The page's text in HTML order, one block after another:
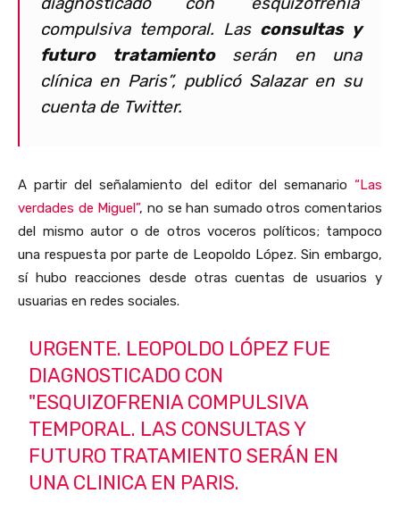
compulsiva temporal. Las consultas y
futuro tratamientoserán en una
clínica en Paris”, publicó Salazar en su
cuenta de Twitter.
A partir del señalamiento del editor del semanario “Las
verdades de Miguel”, no se han sumado otros comentarios
del mismo autor o de otros voceros políticos; tampoco
una respuesta por parte de Leopoldo López. Sin embargo,
sí hubo reacciones desde otras cuentas de usuarios y
usuarias en redes sociales.
URGENTE. LEOPOLDO LÓPEZ FUE
DIAGNOSTICADO CON
"ESQUIZOFRENIA COMPULSIVA
TEMPORAL. LAS CONSULTAS Y
FUTURO TRATAMIENTO SERÁN EN
UNA CLINICA EN PARIS.